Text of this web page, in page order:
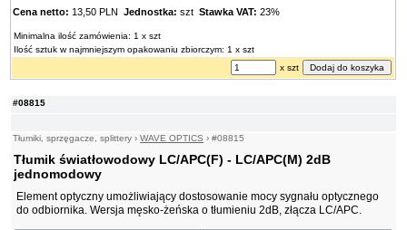
#08815
Tłumiki, sprzęgacze, splittery ›WAVE OPTICS ›#08815
Tłumik światłowodowy LC/APC(F) - LC/APC(M) 2dB
jednomodowy
Element optyczny umożliwiający dostosowanie mocy sygnału optycznego
do odbiornika. Wersja męsko-żeńska o tłumieniu 2dB, złącza LC/APC.
Cena netto: 13,50 PLNJednostka: sztStawka VAT: 23%
Minimalna ilość zamówienia: 1 x szt
Ilość sztuk w najmniejszym opakowaniu zbiorczym: 1 x szt
x szt